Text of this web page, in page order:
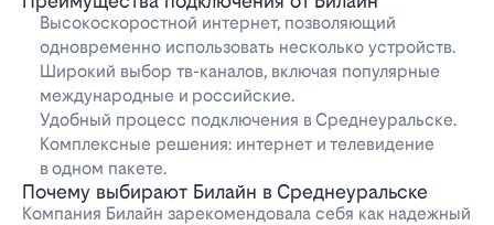
Высокоскоростной интернет, позволяющий
одновременно использовать несколько устройств.
Широкий выбор тв-каналов, включая популярные
международные и российские.
Удобный процесс подключения в Среднеуральске.
Комплексные решения: интернет и телевидение
в одном пакете.
Почему выбирают Билайн в Среднеуральске
Компания Билайн зарекомендовала себя как надежный